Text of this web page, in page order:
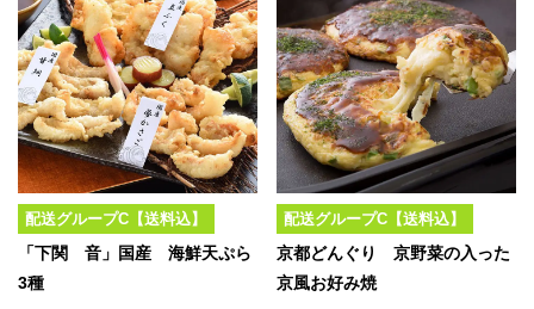
配送グループC【送料込】
「下関 音」国産 海鮮天ぷら
3種
配送グループC【送料込】
京都どんぐり 京野菜の入った
京風お好み焼